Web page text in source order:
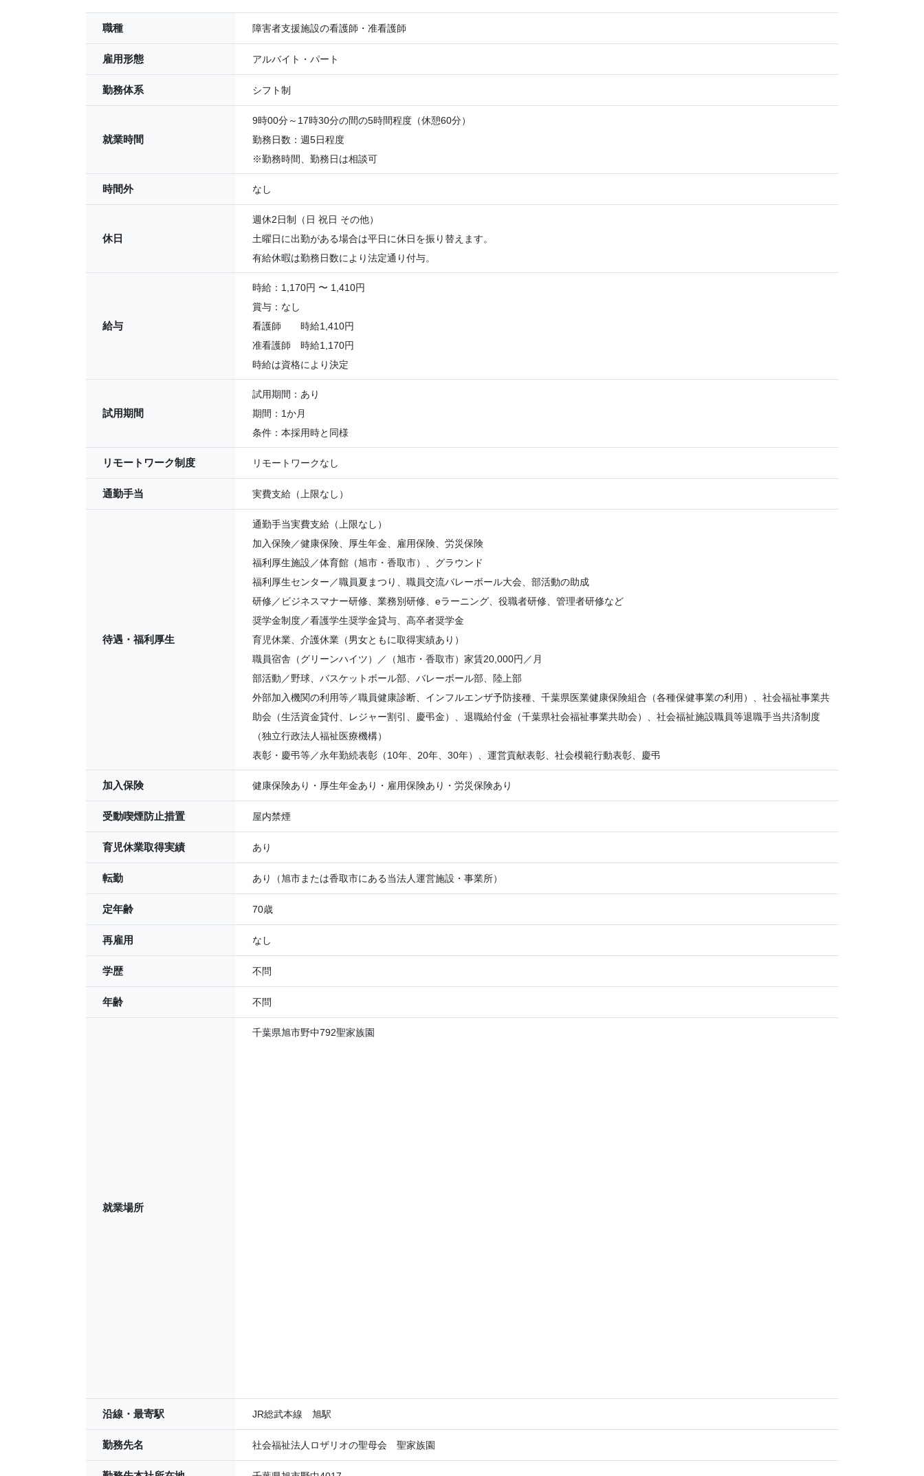
職種 障害者支援施設の看護師・准看護師
雇用形態 アルバイト・パート
勤務体系 シフト制
就業時間
9時00分～17時30分の間の5時間程度（休憩60分）
勤務日数：週5日程度
※勤務時間、勤務日は相談可
時間外 なし
休日
週休2日制（日 祝日 その他）
土曜日に出勤がある場合は平日に休日を振り替えます。
有給休暇は勤務日数により法定通り付与。
給与
時給：1,170円 〜 1,410円
賞与：なし
看護師 時給1,410円
准看護師 時給1,170円
時給は資格により決定
試用期間
試用期間：あり
期間：1か月
条件：本採用時と同様
リモートワーク制度 リモートワークなし
通勤手当 実費支給（上限なし）
待遇・福利厚生
通勤手当実費支給（上限なし）
加入保険／健康保険、厚生年金、雇用保険、労災保険
福利厚生施設／体育館（旭市・香取市）、グラウンド
福利厚生センター／職員夏まつり、職員交流バレーボール大会、部活動の助成
研修／ビジネスマナー研修、業務別研修、eラーニング、役職者研修、管理者研修など
奨学金制度／看護学生奨学金貸与、高卒者奨学金
育児休業、介護休業（男女ともに取得実績あり）
職員宿舎（グリーンハイツ）／（旭市・香取市）家賃20,000円／月
部活動／野球、バスケットボール部、バレーボール部、陸上部
外部加入機関の利用等／職員健康診断、インフルエンザ予防接種、千葉県医業健康保険組合（各種保健事業の利用）、社会福祉事業共
助会（生活資金貸付、レジャー割引、慶弔金）、退職給付金（千葉県社会福祉事業共助会）、社会福祉施設職員等退職手当共済制度
（独立行政法人福祉医療機構）
表彰・慶弔等／永年勤続表彰（10年、20年、30年）、運営貢献表彰、社会模範行動表彰、慶弔
加入保険 健康保険あり・厚生年金あり・雇用保険あり・労災保険あり
受動喫煙防止措置 屋内禁煙
育児休業取得実績 あり
転勤 あり（旭市または香取市にある当法人運営施設・事業所）
定年齢 70歳
再雇用 なし
学歴 不問
年齢 不問
就業場所
千葉県旭市野中792聖家族園
沿線・最寄駅 JR総武本線 旭駅
勤務先名 社会福祉法人ロザリオの聖母会 聖家族園